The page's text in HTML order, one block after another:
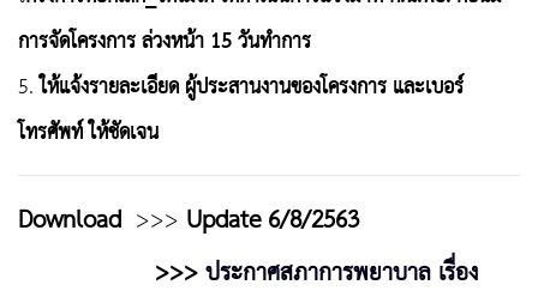
การจัดโครงการ ล่วงหน้า 15 วันทำการ
5.ให้แจ้งรายละเอียด ผู้ประสานงานของโครงการ และเบอร์
โทรศัพท์ ให้ชัดเจน
Download >>> Update 6/8/2563
>>>ประกาศสภาการพยาบาล เรื่อง